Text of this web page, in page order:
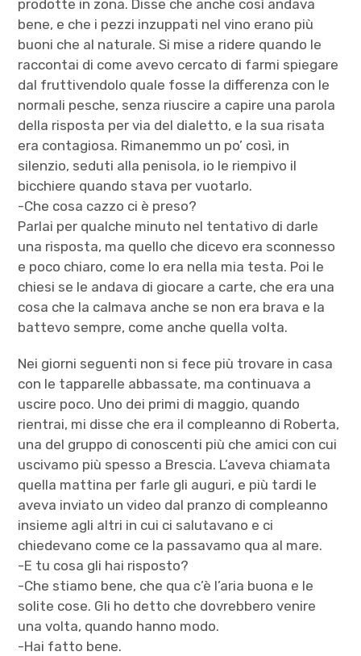
prodotte in zona. Disse che anche così andava
bene, e che i pezzi inzuppati nel vino erano più
buoni che al naturale. Si mise a ridere quando le
raccontai di come avevo cercato di farmi spiegare
dal fruttivendolo quale fosse la differenza con le
normali pesche, senza riuscire a capire una parola
della risposta per via del dialetto, e la sua risata
era contagiosa. Rimanemmo un po’ così, in
silenzio, seduti alla penisola, io le riempivo il
bicchiere quando stava per vuotarlo.
-Che cosa cazzo ci è preso?
Parlai per qualche minuto nel tentativo di darle
una risposta, ma quello che dicevo era sconnesso
e poco chiaro, come lo era nella mia testa. Poi le
chiesi se le andava di giocare a carte, che era una
cosa che la calmava anche se non era brava e la
battevo sempre, come anche quella volta.
Nei giorni seguenti non si fece più trovare in casa
con le tapparelle abbassate, ma continuava a
uscire poco. Uno dei primi di maggio, quando
rientrai, mi disse che era il compleanno di Roberta,
una del gruppo di conoscenti più che amici con cui
uscivamo più spesso a Brescia. L’aveva chiamata
quella mattina per farle gli auguri, e più tardi le
aveva inviato un video dal pranzo di compleanno
insieme agli altri in cui ci salutavano e ci
chiedevano come ce la passavamo qua al mare.
-E tu cosa gli hai risposto?
-Che stiamo bene, che qua c’è l’aria buona e le
solite cose. Gli ho detto che dovrebbero venire
una volta, quando hanno modo.
-Hai fatto bene.